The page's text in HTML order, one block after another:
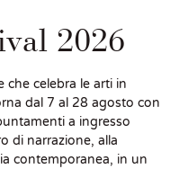
2026
che celebra le arti in
dal 7 al 28 agosto con
a ingresso
di narrazione, alla
contemporanea, in un